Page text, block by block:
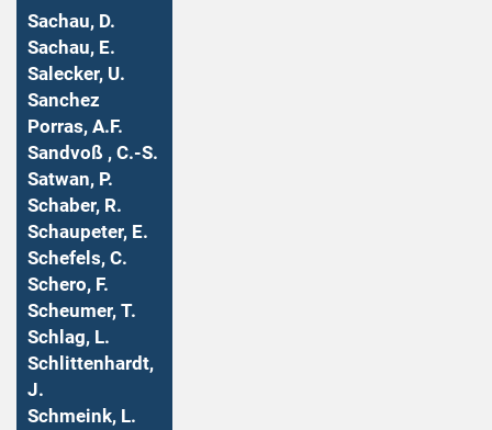
Sachau, D.
Sachau, E.
Salecker, U.
Sanchez
Porras, A.F.
Sandvoß , C.-S.
Satwan, P.
Schaber, R.
Schaupeter, E.
Schefels, C.
Schero, F.
Scheumer, T.
Schlag, L.
Schlittenhardt,
J.
Schmeink, L.